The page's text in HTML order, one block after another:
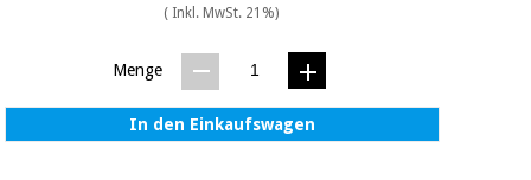
( Inkl. MwSt. 21%)
Menge
In den Einkaufswagen